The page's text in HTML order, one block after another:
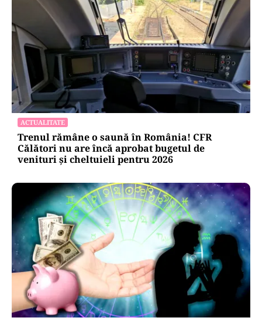
ACTUALITATE
Trenul rămâne o saună în România! CFR
Călători nu are încă aprobat bugetul de
venituri și cheltuieli pentru 2026